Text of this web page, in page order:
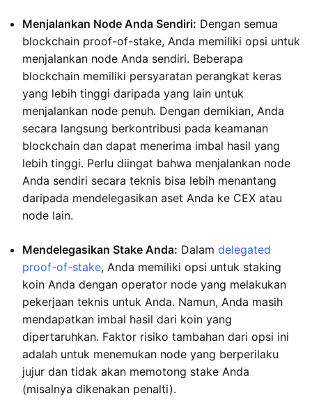
Menjalankan Node Anda Sendiri: Dengan semua
blockchain proof-of-stake, Anda memiliki opsi untuk
menjalankan node Anda sendiri. Beberapa
blockchain memiliki persyaratan perangkat keras
yang lebih tinggi daripada yang lain untuk
menjalankan node penuh. Dengan demikian, Anda
secara langsung berkontribusi pada keamanan
blockchain dan dapat menerima imbal hasil yang
lebih tinggi. Perlu diingat bahwa menjalankan node
Anda sendiri secara teknis bisa lebih menantang
daripada mendelegasikan aset Anda ke CEX atau
node lain.
Mendelegasikan Stake Anda: Dalam delegated
proof-of-stake, Anda memiliki opsi untuk staking
koin Anda dengan operator node yang melakukan
pekerjaan teknis untuk Anda. Namun, Anda masih
mendapatkan imbal hasil dari koin yang
dipertaruhkan. Faktor risiko tambahan dari opsi ini
adalah untuk menemukan node yang berperilaku
jujur dan tidak akan memotong stake Anda
(misalnya dikenakan penalti).